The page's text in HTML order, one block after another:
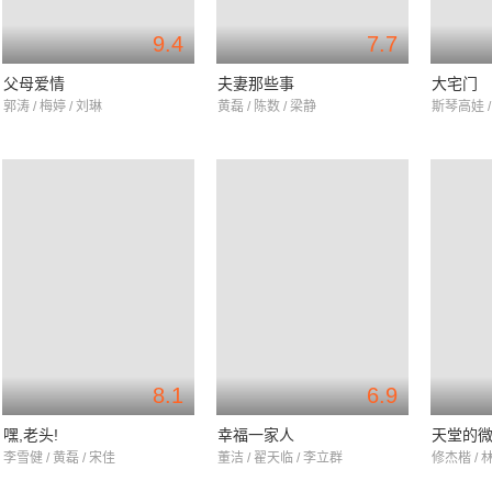
9.4
父母爱情
郭涛 / 梅婷 / 刘琳
7.7
夫妻那些事
黄磊 / 陈数 / 梁静
大宅门
斯琴高娃
8.1
嘿,老头!
李雪健 / 黄磊 / 宋佳
6.9
幸福一家人
董洁 / 翟天临 / 李立群
天堂的
修杰楷 /